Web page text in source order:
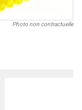
Photo non contractuelle